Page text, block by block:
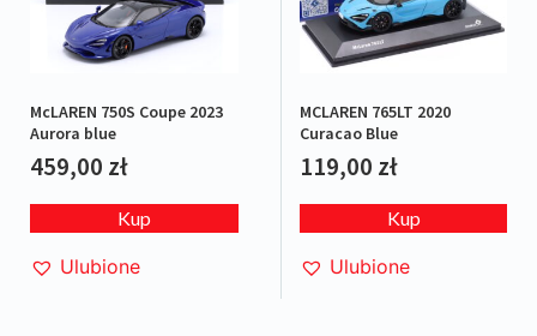
McLAREN 750S Coupe 2023
Aurora blue
459,00 zł
Kup
Ulubione
MCLAREN 765LT 2020
Curacao Blue
119,00 zł
Kup
Ulubione